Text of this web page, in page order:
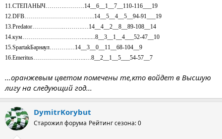
11.СТЕПАНЫЧ……….……….14__6__1__7__110-116___19
12.DFB……………………………...14__5__4__5__94-91___19
13.Predator…………….……….…14__4__2__8__89-108__14
14.кум………………………….........8__3__1__4___52-47__10
15.SpartakБарнаул……….…14__3__0__11__68-104__9
16.Emeritus………………….…..…8__2__1__5___54-57__7
...оранжевым цветом помечены те,кто войдет в Высшую
лигу на следующий год...
DymitrKorybut
Старожил форума Рейтинг сезона: 0